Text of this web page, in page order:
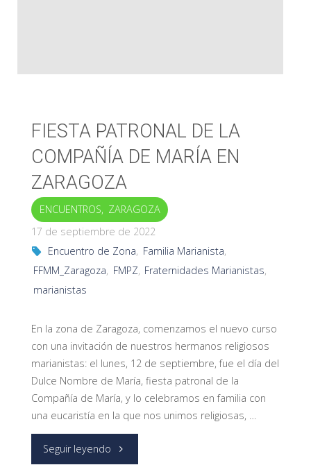
FIESTA PATRONAL DE LA
COMPAÑÍA DE MARÍA EN
ZARAGOZA
ENCUENTROS, ZARAGOZA
17 de septiembre de 2022
Encuentro de Zona, Familia Marianista,
FFMM_Zaragoza, FMPZ, Fraternidades Marianistas,
marianistas
En la zona de Zaragoza, comenzamos el nuevo curso
con una invitación de nuestros hermanos religiosos
marianistas: el lunes, 12 de septiembre, fue el día del
Dulce Nombre de María, fiesta patronal de la
Compañía de María, y lo celebramos en familia con
una eucaristía en la que nos unimos religiosas, …
Seguir leyendo "Fiesta